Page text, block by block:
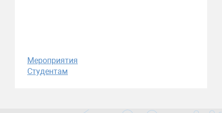
Мероприятия
Студентам